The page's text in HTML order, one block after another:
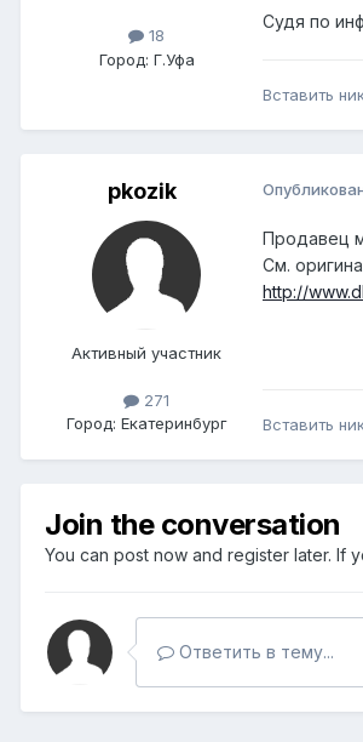
18
Город: Г.Уфа
Судя по
Вставить
pkozik
Активный участник
271
Город: Екатеринбург
Продавец
См.
http://
Вставить
Join the conversation
You can post now and register later. If
Ответить в тему...